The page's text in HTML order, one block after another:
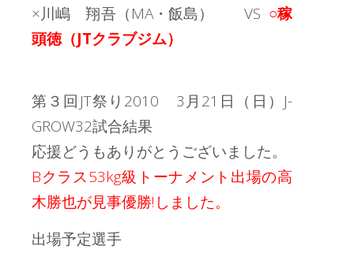
×川嶋 翔吾（MA・飯島） VS ○稼
頭徳（JTクラブジム）
第３回JT祭り2010 3月21日（日）J-
GROW32試合結果
応援どうもありがとうございました。
Bクラス53kg級トーナメント出場の高
木勝也が見事優勝!しました。
出場予定選手